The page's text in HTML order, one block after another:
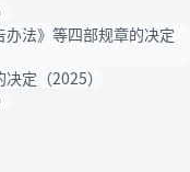
法》等四部规章的决定
定（2025）